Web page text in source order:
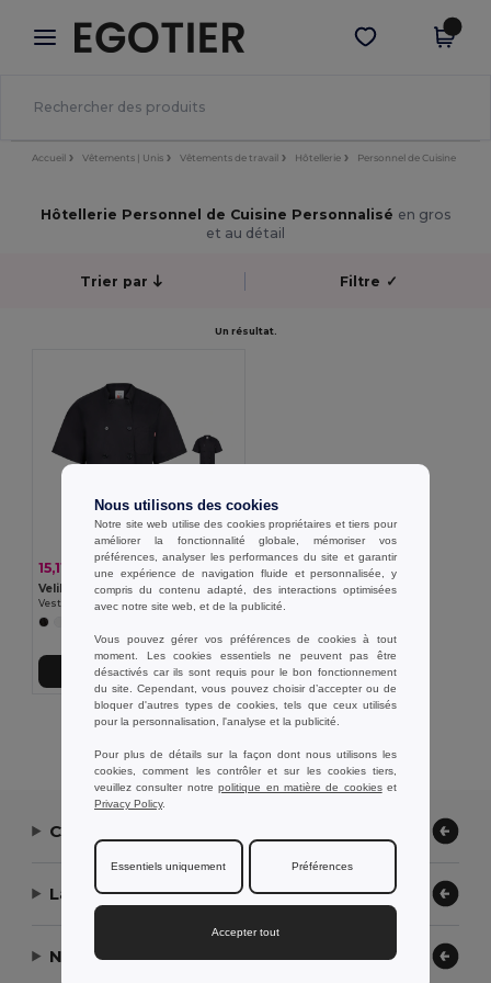
× Appli Egotier
Meilleurs prix sur l’app !
Obtenir l'appli
Accueil Vêtements | Unis Vêtements de travail Hôtellerie Personnel de Cuisine
Hôtellerie Personnel de Cuisine Personnalisé en gros
et au détail
Trier par Filtre ✓
Un résultat.
15,11 € -35%
Velilla 36122
Veste de cuisine à manches courtes en popeline (110g/m²), en coton (35%) et polyester (65%)
Ajouter au Panier
Affichage De Tous Les Produits.
Contactez-nous
Laissez-nous vous aider
Notre entreprise
Nous utilisons des cookies
Notre site web utilise des cookies propriétaires et tiers pour
améliorer la fonctionnalité globale, mémoriser vos
préférences, analyser les performances du site et garantir
une expérience de navigation fluide et personnalisée, y
compris du contenu adapté, des interactions optimisées
avec notre site web, et de la publicité.
Vous pouvez gérer vos préférences de cookies à tout
moment. Les cookies essentiels ne peuvent pas être
désactivés car ils sont requis pour le bon fonctionnement
du site. Cependant, vous pouvez choisir d’accepter ou de
bloquer d'autres types de cookies, tels que ceux utilisés
pour la personnalisation, l'analyse et la publicité.
Pour plus de détails sur la façon dont nous utilisons les
cookies, comment les contrôler et sur les cookies tiers,
veuillez consulter notrepolitique en matière de cookieset
Privacy Policy.
Essentiels uniquement Préférences
Accepter tout